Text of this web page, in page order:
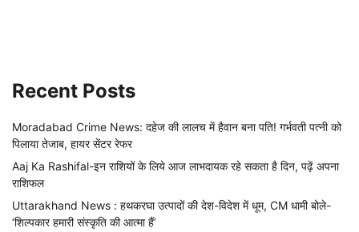
Recent Posts
Moradabad Crime News: दहेज की लालच में हैवान बना पति! गर्भवती पत्नी को
पिलाया तेजाब, हायर सेंटर रेफर
Aaj Ka Rashifal-इन राशियों के लिये आज लाभदायक रहे सकता है दिन, पढ़ें अपना
राशिफल
Uttarakhand News : हथकरघा उत्पादों की देश-विदेश में धूम, CM धामी बोले-
‘शिल्पकार हमारी संस्कृति की आत्मा हैं’